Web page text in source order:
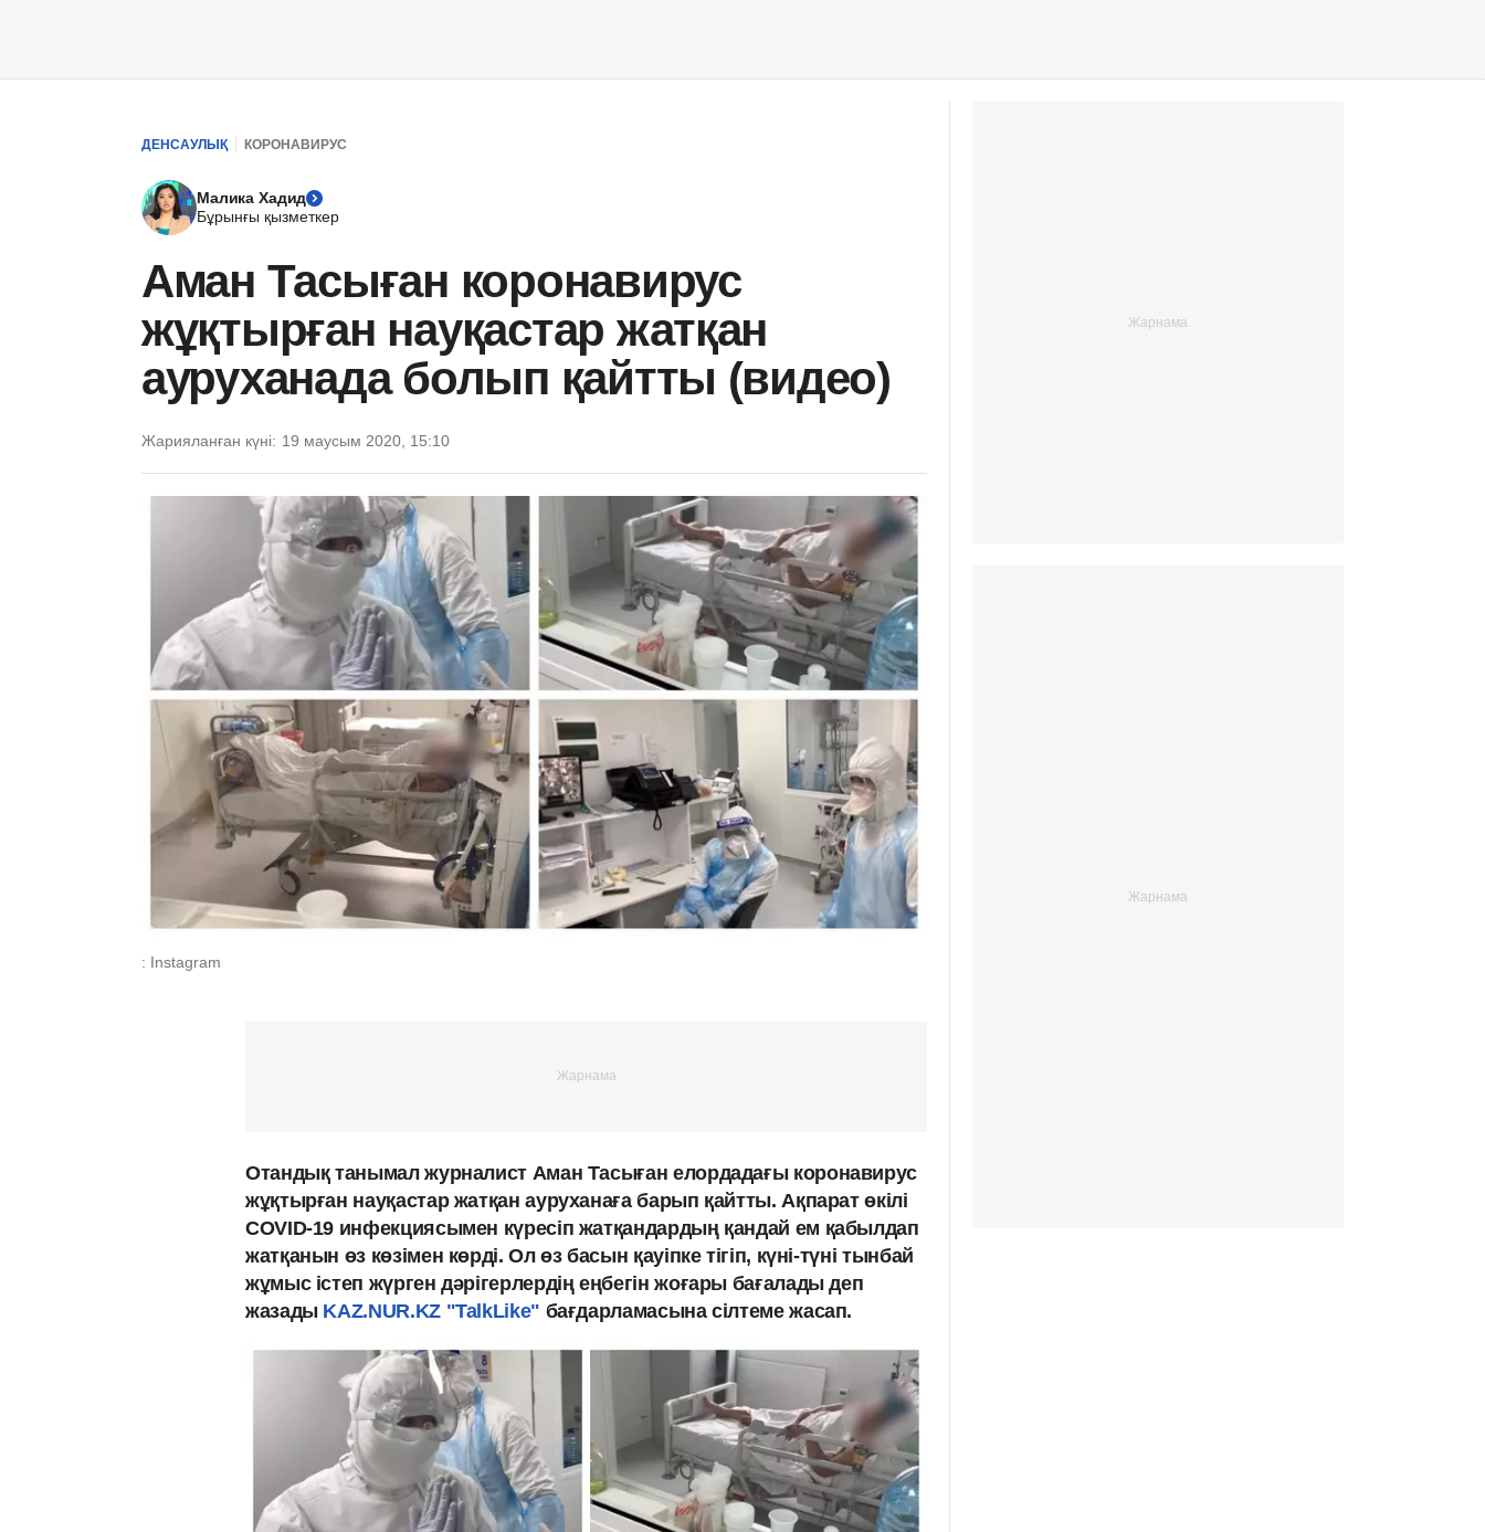
ДЕНСАУЛЫҚ КОРОНАВИРУС
Малика Хадид
Бұрынғы қызметкер
Аман Тасыған коронавирус
жұқтырған науқастар жатқан
ауруханада болып қайтты (видео)
Жарияланған күні: 19 маусым 2020, 15:10
: Instagram
Отандық танымал журналист Аман Тасыған елордадағы коронавирус
жұқтырған науқастар жатқан ауруханаға барып қайтты. Ақпарат өкілі
COVID-19 инфекциясымен күресіп жатқандардың қандай ем қабылдап
жатқанын өз көзімен көрді. Ол өз басын қауіпке тігіп, күні-түні тынбай
жұмыс істеп жүрген дәрігерлердің еңбегін жоғары бағалады деп
жазадыKAZ.NUR.KZ "TalkLike" бағдарламасына сілтеме жасап.